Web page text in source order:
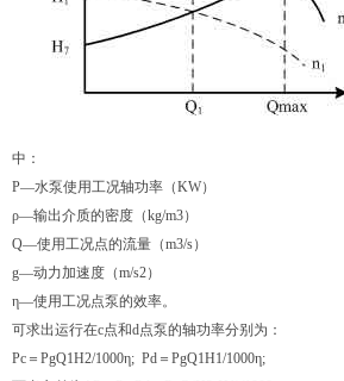
中：
P—水泵使用工况轴功率（KW）
ρ—输出介质的密度（kg/m3）
Q—使用工况点的流量（m3/s）
g—动力加速度（m/s2）
η—使用工况点泵的效率。
可求出运行在c点和d点泵的轴功率分别为：
Pc＝PgQ1H2/1000η; Pd＝PgQ1H1/1000η;